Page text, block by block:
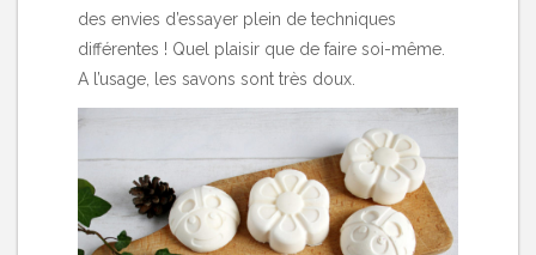
des envies d’essayer plein de techniques
différentes ! Quel plaisir que de faire soi-même.
A l’usage, les savons sont très doux.